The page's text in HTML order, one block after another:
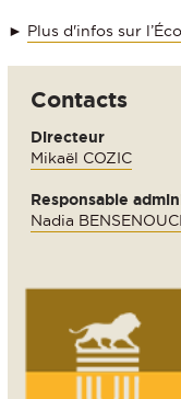
► Plus d'infos sur
Contacts
Directeur
Mikaël COZIC
Responsable
Nadia BENSENOUCI